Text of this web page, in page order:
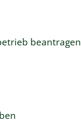
beantragen